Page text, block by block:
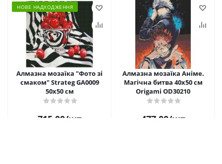
НОВЕ НАДХОДЖЕННЯ
Алмазна мозаїка "Фото зі
смаком" Strateg GA0009
50х50 см
715.00/шт
Алмазна мозаїка Аніме.
Магічна битва 40х50 см
Origami OD30210
477.00/шт